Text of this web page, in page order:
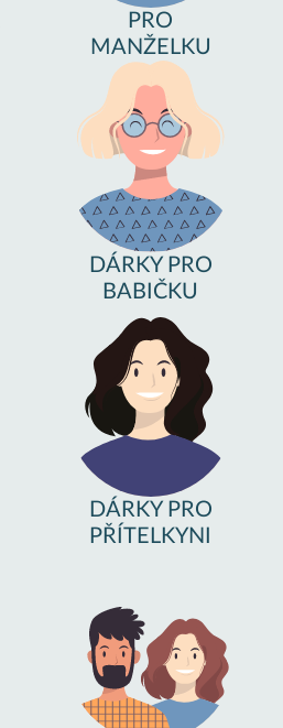
PRO
MANŽELKU
DÁRKY PRO
BABIČKU
DÁRKY PRO
PŘÍTELKYNI